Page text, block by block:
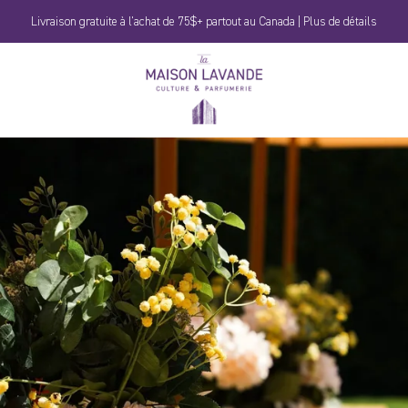
Livraison gratuite à l'achat de 75$+ partout au Canada | Plus de détails
La
Maison
Lavande